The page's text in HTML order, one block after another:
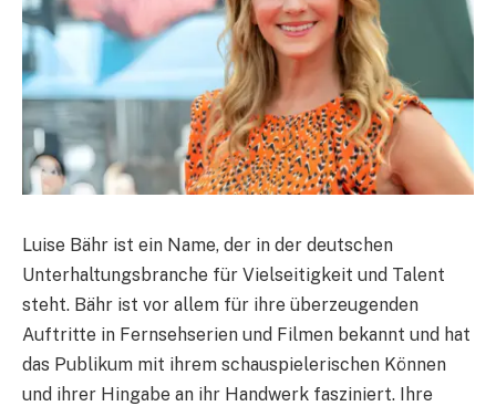
Luise Bähr ist ein Name, der in der deutschen
Unterhaltungsbranche für Vielseitigkeit und Talent
steht. Bähr ist vor allem für ihre überzeugenden
Auftritte in Fernsehserien und Filmen bekannt und hat
das Publikum mit ihrem schauspielerischen Können
und ihrer Hingabe an ihr Handwerk fasziniert. Ihre